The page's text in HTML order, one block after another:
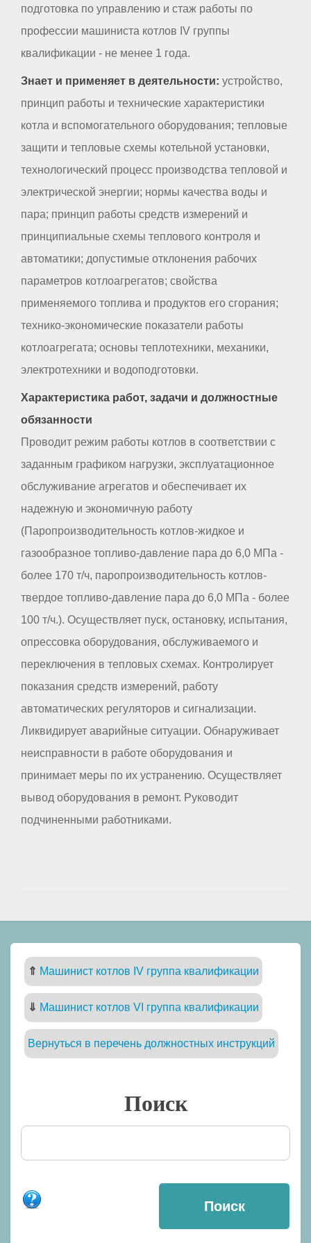
подготовка по управлению и стаж работы по
профессии машиниста котлов IV группы
квалификации - не менее 1 года.
Знает и применяет в деятельности: устройство,
принцип работы и технические характеристики
котла и вспомогательного оборудования; тепловые
защити и тепловые схемы котельной установки,
технологический процесс производства тепловой и
электрической энергии; нормы качества воды и
пара; принцип работы средств измерений и
принципиальные схемы теплового контроля и
автоматики; допустимые отклонения рабочих
параметров котлоагрегатов; свойства
применяемого топлива и продуктов его сгорания;
технико-экономические показатели работы
котлоагрегата; основы теплотехники, механики,
электротехники и водоподготовки.
Характеристика работ, задачи и должностные
обязанности
Проводит режим работы котлов в соответствии с
заданным графиком нагрузки, эксплуатационное
обслуживание агрегатов и обеспечивает их
надежную и экономичную работу
(Паропроизводительность котлов-жидкое и
газообразное топливо-давление пара до 6,0 МПа -
более 170 т/ч, паропроизводительность котлов-
твердое топливо-давление пара до 6,0 МПа - более
100 т/ч.). Осуществляет пуск, остановку, испытания,
опрессовка оборудования, обслуживаемого и
переключения в тепловых схемах. Контролирует
показания средств измерений, работу
автоматических регуляторов и сигнализации.
Ликвидирует аварийные ситуации. Обнаруживает
неисправности в работе оборудования и
принимает меры по их устранению. Осуществляет
вывод оборудования в ремонт. Руководит
подчиненными работниками.
⇑ Машинист котлов IV группа квалификации
⇓ Машинист котлов VI группа квалификации
Вернуться в перечень должностных инструкций
Поиск